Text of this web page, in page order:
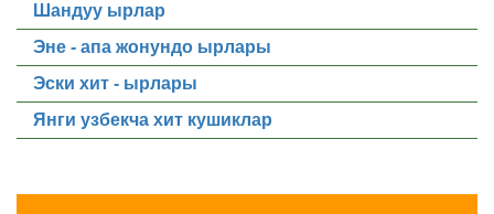
Шандуу ырлар
Эне - апа жонундо ырлары
Эски хит - ырлары
Янги узбекча хит кушиклар